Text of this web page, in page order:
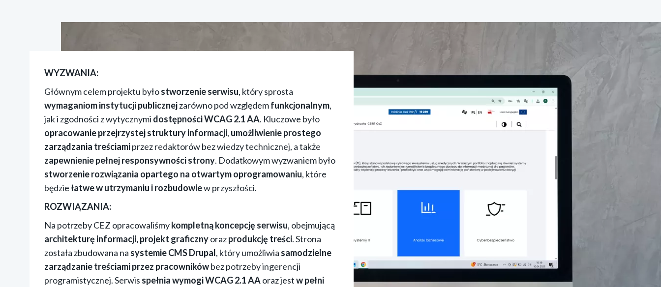
WYZWANIA:
Głównym celem projektu byłostworzenie serwisu, który sprosta
wymaganiom instytucji publicznejzarówno pod względemfunkcjonalnym,
jak i zgodności z wytycznymi dostępnościWCAG 2.1 AA. Kluczowe było
opracowanie przejrzystej struktury informacji, umożliwienie prostego
zarządzania treściamiprzez redaktorów bez wiedzy technicznej, a także
zapewnienie pełnej responsywności strony. Dodatkowym wyzwaniem było
stworzenie rozwiązania opartego na otwartym oprogramowaniu, które
będziełatwe w utrzymaniu i rozbudowiew przyszłości.
ROZWIĄZANIA:
Na potrzeby CEZ opracowaliśmykompletną koncepcję serwisu, obejmującą
architekturę informacji, projekt graficznyorazprodukcję treści. Strona
została zbudowana na systemie CMS Drupal, który umożliwia samodzielne
zarządzanie treściami przez pracownikówbez potrzeby ingerencji
programistycznej. Serwis spełnia wymogi WCAG 2.1 AAoraz jestw pełni